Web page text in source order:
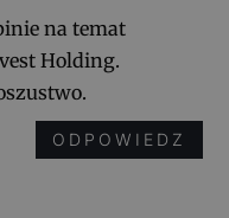
na temat
Holding.
ODPOWIEDZ